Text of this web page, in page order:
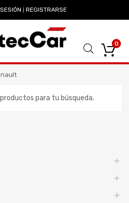
REGISTRARSE
0
para tu búsqueda.